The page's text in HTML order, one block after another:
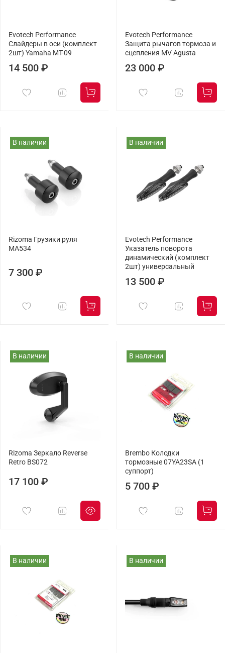
Evotech Performance
Слайдеры в оси (комплект
2шт) Yamaha MT-09
14 500 ₽
Evotech Performance
Защита рычагов тормоза и
сцепления MV Agusta
23 000 ₽
В наличии
Rizoma Грузики руля
MA534
7 300 ₽
В наличии
Evotech Performance
Указатель поворота
динамический (комплект
2шт) универсальный
13 500 ₽
В наличии
Rizoma Зеркало Reverse
Retro BS072
17 100 ₽
В наличии
Brembo Колодки
тормозные 07YA23SA (1
суппорт)
5 700 ₽
В наличии В наличии